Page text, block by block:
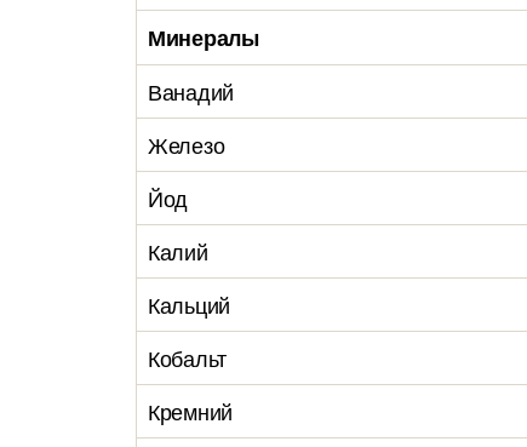
Минералы
Ванадий
Железо
Йод
Калий
Кальций
Кобальт
Кремний